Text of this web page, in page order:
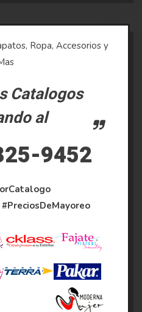
Ropa, Accesorios y
Catalogos
al
9452
#PreciosDeMayoreo